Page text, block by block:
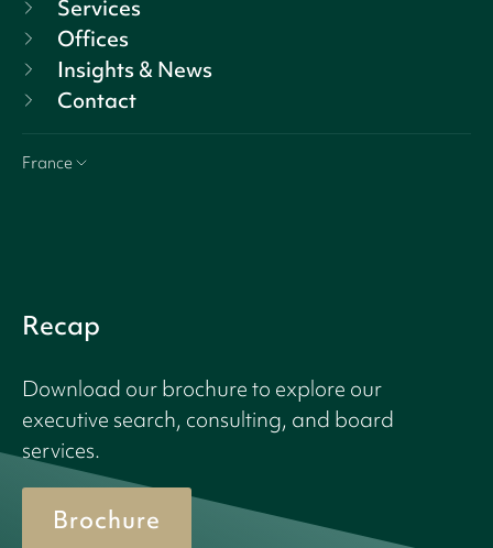
Services
Offices
Insights & News
Contact
France
Recap
Download our brochure to explore our
executive search, consulting, and board
services.
Brochure